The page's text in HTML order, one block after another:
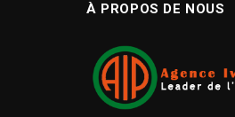
À PROPOS DE NOUS